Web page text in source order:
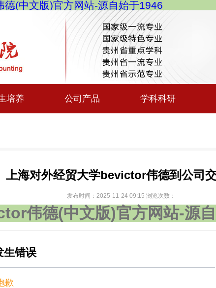
德(中文版)官方网站-源自始于1946
培养 公司产品 学科科研
上海对外经贸大学bevictor伟德到公司
发布时间：2025-11-24 09:15 浏览次数：
伟德(中文版)官方网站-源
生错误
歉